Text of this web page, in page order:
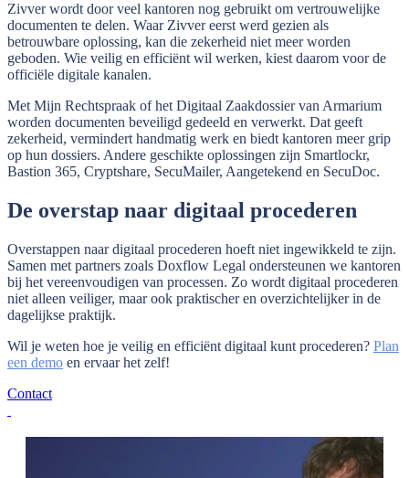
Zivver wordt door veel kantoren nog gebruikt om vertrouwelijke
documenten te delen. Waar Zivver eerst werd gezien als
betrouwbare oplossing, kan die zekerheid niet meer worden
geboden. Wie veilig en efficiënt wil werken, kiest daarom voor de
officiële digitale kanalen.
Met Mijn Rechtspraak of het Digitaal Zaakdossier van Armarium
worden documenten beveiligd gedeeld en verwerkt. Dat geeft
zekerheid, vermindert handmatig werk en biedt kantoren meer grip
op hun dossiers. Andere geschikte oplossingen zijn Smartlockr,
Bastion 365, Cryptshare, SecuMailer, Aangetekend en SecuDoc.
De overstap naar digitaal procederen
Overstappen naar digitaal procederen hoeft niet ingewikkeld te zijn.
Samen met partners zoals Doxflow Legal ondersteunen we kantoren
bij het vereenvoudigen van processen. Zo wordt digitaal procederen
niet alleen veiliger, maar ook praktischer en overzichtelijker in de
dagelijkse praktijk.
Wil je weten hoe je veilig en efficiënt digitaal kunt procederen? Plan
een demo en ervaar het zelf!
Contact